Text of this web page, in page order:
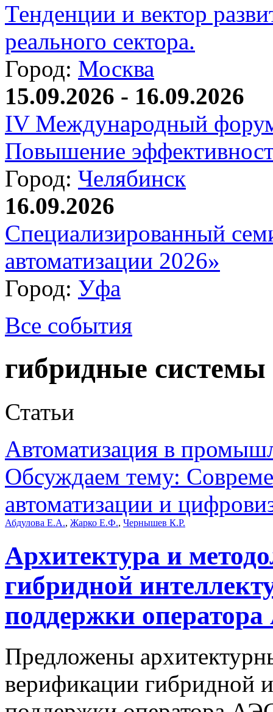
Тенденции и вектор
реального сектора.
Город: Москва
15.09.2026 - 16.09.2026
IV Международный
Повышение
Город: Челябинск
16.09.2026
Специализированный
автоматизации 2026»
Город: Уфа
Все события
гибридные системы
Статьи
Автоматизация в
Обсуждаем тему:
автоматизации и
Абдулова Е.А., Жарко Е.Ф., Чернышев К.Р.
Архитектура и
гибридной
поддержки
Предложены
верификации гибридной